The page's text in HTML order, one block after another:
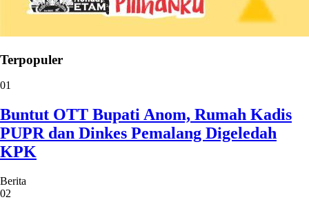
Terpopuler
01
Buntut OTT Bupati Anom, Rumah Kadis
PUPR dan Dinkes Pemalang Digeledah
KPK
Berita
02